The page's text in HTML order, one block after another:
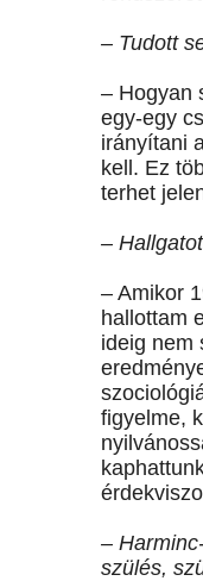
– Tudott
– Hogyan
egy-egy
irányítani
kell. Ez
terhet
–
– Amikor
hallottam
ideig nem
figyelme,
–
szülés,